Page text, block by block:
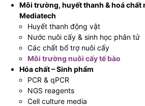
Môi trường, huyết thanh & hoá chất
Mediatech
Huyết thanh động vật
Nước nuôi cấy & sinh học phân tử
Các chất bổ trợ nuôi cấy
Môi trường nuôi cấy tế bào
Hóa chất – Sinh phẩm
PCR & qPCR
NGS reagents
Cell culture media